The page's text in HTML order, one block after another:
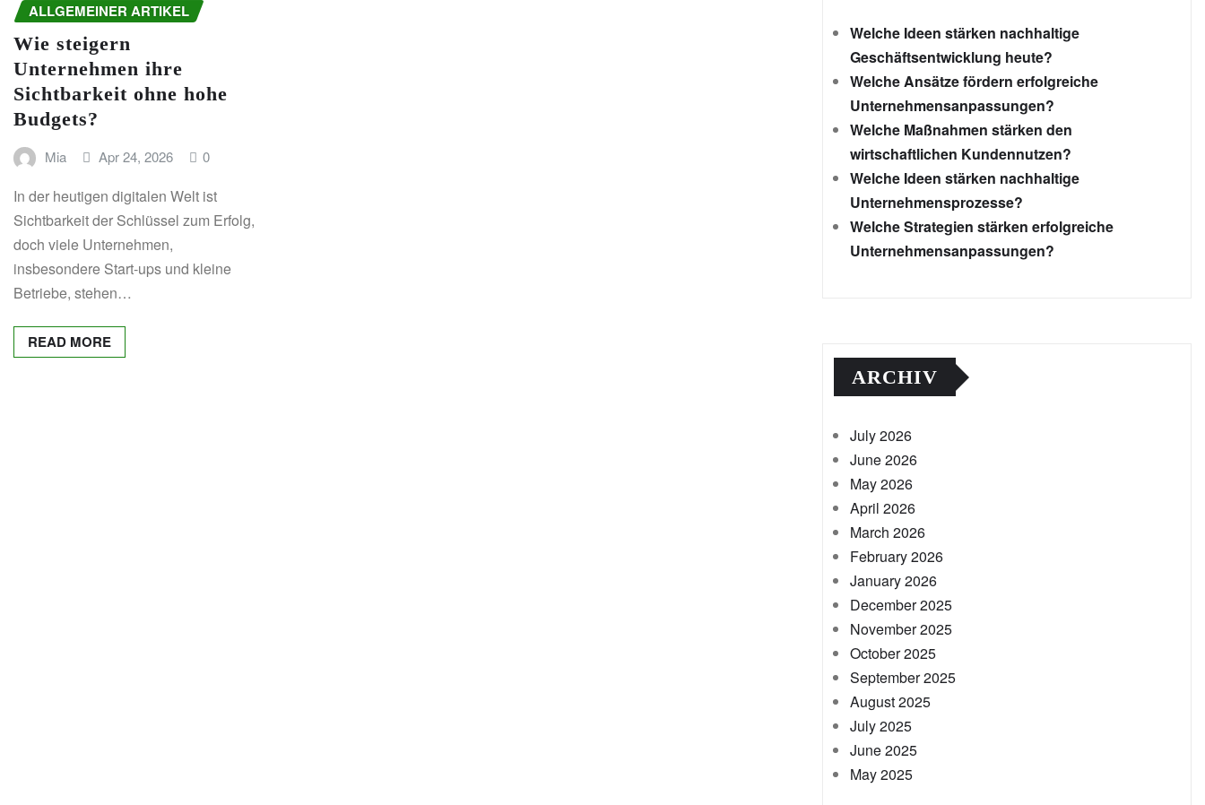
ALLGEMEINER ARTIKEL
Wie steigern
Unternehmen ihre
Sichtbarkeit ohne hohe
Budgets?
Mia Apr 24, 2026 0
In der heutigen digitalen Welt ist
Sichtbarkeit der Schlüssel zum Erfolg,
doch viele Unternehmen,
insbesondere Start-ups und kleine
Betriebe, stehen…
READ MORE
Welche Ideen stärken nachhaltige
Geschäftsentwicklung heute?
Welche Ansätze fördern erfolgreiche
Unternehmensanpassungen?
Welche Maßnahmen stärken den
wirtschaftlichen Kundennutzen?
Welche Ideen stärken nachhaltige
Unternehmensprozesse?
Welche Strategien stärken erfolgreiche
Unternehmensanpassungen?
ARCHIV
July 2026
June 2026
May 2026
April 2026
March 2026
February 2026
January 2026
December 2025
November 2025
October 2025
September 2025
August 2025
July 2025
June 2025
May 2025